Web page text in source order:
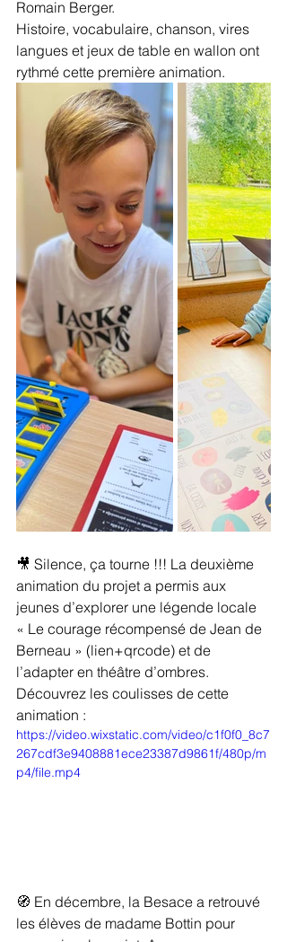
Romain Berger.
Histoire, vocabulaire, chanson, vires
langues et jeux de table en wallon ont
rythmé cette première animation.
🎥 Silence, ça tourne !!! La deuxième
animation du projet a permis aux
jeunes d’explorer une légende locale
« Le courage récompensé de Jean de
Berneau » (lien+qrcode) et de
l’adapter en théâtre d’ombres.
Découvrez les coulisses de cette
animation :
https://video.wixstatic.com/video/c1f0f0_8c7
267cdf3e9408881ece23387d9861f/480p/m
p4/file.mp4
🧭 En décembre, la Besace a retrouvé
les élèves de madame Bottin pour